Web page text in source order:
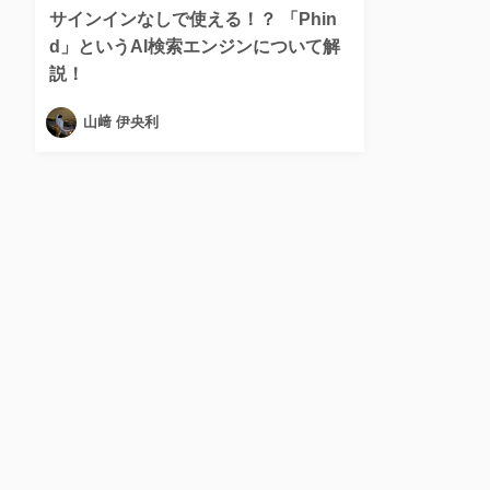
サインインなしで使える！？ 「Phin
d」というAI検索エンジンについて解
説！
山﨑 伊央利